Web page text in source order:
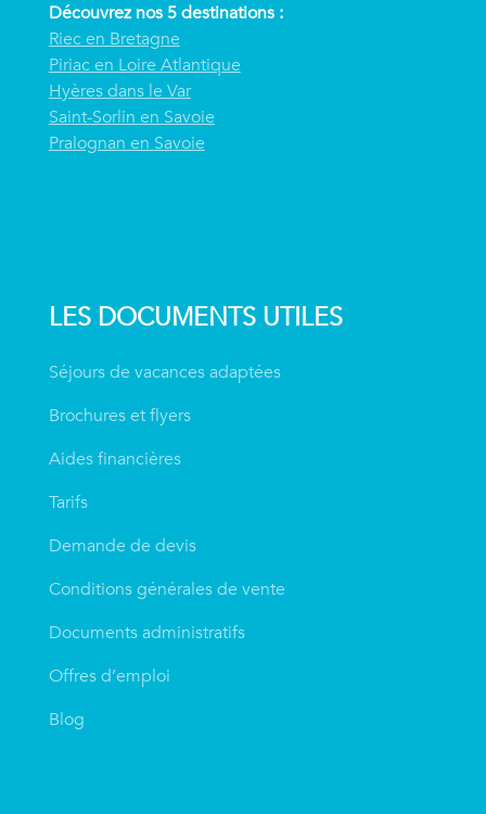
Découvrez nos 5 destinations :
Riec en Bretagne
Piriac en Loire Atlantique
Hyères dans le Var
Saint-Sorlin en Savoie
Pralognan en Savoie
LES DOCUMENTS UTILES
Séjours de vacances adaptées
Brochures et flyers
Aides financières
Tarifs
Demande de devis
Conditions générales de vente
Documents administratifs
Offres d’emploi
Blog